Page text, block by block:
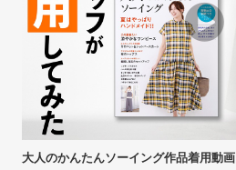
大人のかんたんソーイング作品着用動画